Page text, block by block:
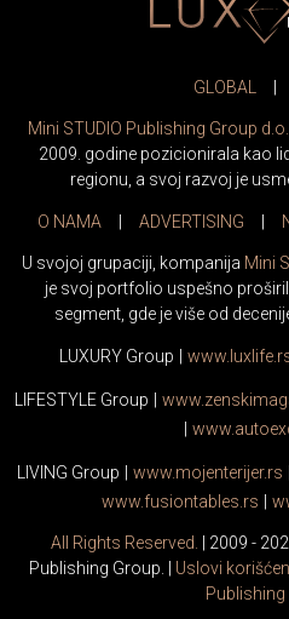
GLOBAL
Mini STUDIO Publishing Group
2009. godine pozicionirala kao
regionu, a svoj razvoj je
O NAMA ADVERTISING
U svojoj grupaciji, kompanija Mini
je svoj portfolio uspešno
segment, gde je više od
LUXURY Group www. luxlife
LIFESTYLE Group www.zenski
www.auto
LIVING Group www.mojenterijer.rs
www.fusiontables.rs
All Rights Reserved. | 2009 -
Publishing Group. | Uslovi
Publishing